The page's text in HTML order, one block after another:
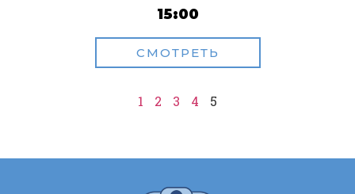
15:00
СМОТРЕТЬ
1 2 3 4 5